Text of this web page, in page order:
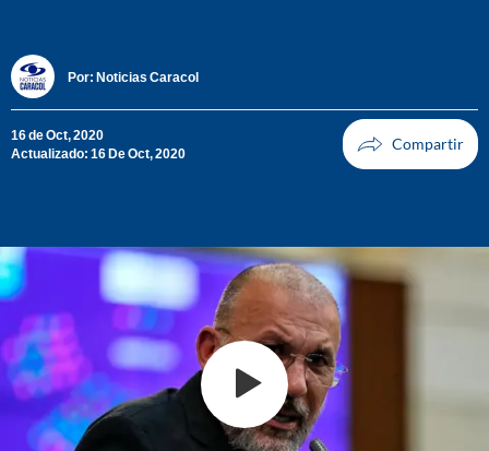
Por: Noticias Caracol
16 de Oct, 2020
Actualizado: 16 De Oct, 2020